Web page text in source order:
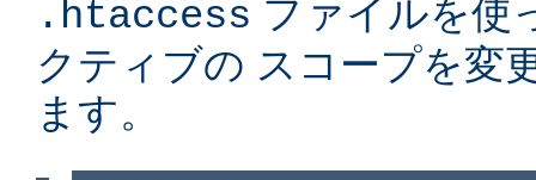
.htaccess ファイルを使
クティブの スコープを変
ます。